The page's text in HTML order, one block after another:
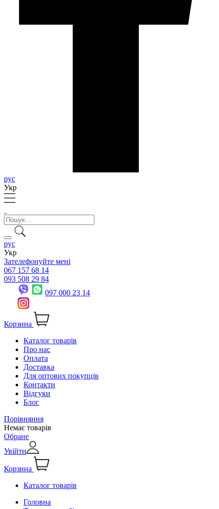
рус
Укр
рус
Укр
Зателефонуйте мені
067 157 68 14
093 508 29 84
097 000 23 14
Корзина
Каталог товарів
Про нас
Оплата
Доставка
Для оптових покупців
Контакти
Відгуки
Блог
Порівняння
Немає товарів
Обране
Увійти
Корзина
Каталог товарів
Головна